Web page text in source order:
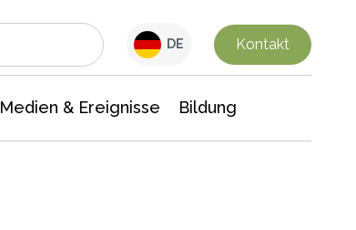
DE Kontakt
Medien & Ereignisse Bildung